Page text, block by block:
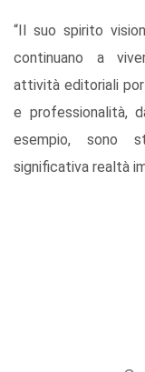
“Il suo spirito
continuano a
attività editoriali
e professionalità,
esempio, sono
significativa realtà